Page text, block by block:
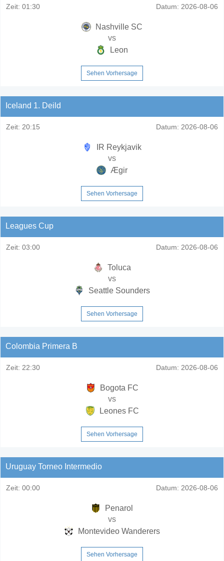
Zeit: 01:30 Datum: 2026-08-06
Nashville SC
vs
Leon
Sehen Vorhersage
Iceland 1. Deild
Zeit: 20:15 Datum: 2026-08-06
IR Reykjavik
vs
Ægir
Sehen Vorhersage
Leagues Cup
Zeit: 03:00 Datum: 2026-08-06
Toluca
vs
Seattle Sounders
Sehen Vorhersage
Colombia Primera B
Zeit: 22:30 Datum: 2026-08-06
Bogota FC
vs
Leones FC
Sehen Vorhersage
Uruguay Torneo Intermedio
Zeit: 00:00 Datum: 2026-08-06
Penarol
vs
Montevideo Wanderers
Sehen Vorhersage